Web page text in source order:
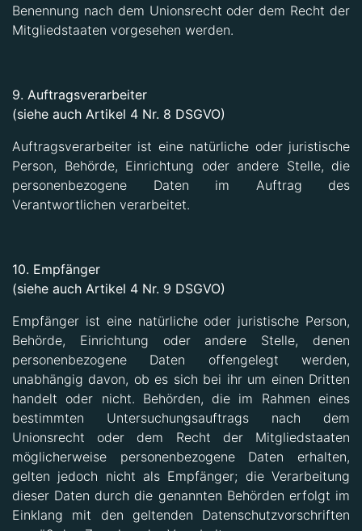
Benennung nach dem Unionsrecht oder dem Recht der
Mitgliedstaaten vorgesehen werden.
9. Auftragsverarbeiter
(siehe auch Artikel 4 Nr. 8 DSGVO)
Auftragsverarbeiter ist eine natürliche oder juristische
Person, Behörde, Einrichtung oder andere Stelle, die
personenbezogene Daten im Auftrag des
Verantwortlichen verarbeitet.
10. Empfänger
(siehe auch Artikel 4 Nr. 9 DSGVO)
Empfänger ist eine natürliche oder juristische Person,
Behörde, Einrichtung oder andere Stelle, denen
personenbezogene Daten offengelegt werden,
unabhängig davon, ob es sich bei ihr um einen Dritten
handelt oder nicht. Behörden, die im Rahmen eines
bestimmten Untersuchungsauftrags nach dem
Unionsrecht oder dem Recht der Mitgliedstaaten
möglicherweise personenbezogene Daten erhalten,
gelten jedoch nicht als Empfänger; die Verarbeitung
dieser Daten durch die genannten Behörden erfolgt im
Einklang mit den geltenden Datenschutzvorschriften